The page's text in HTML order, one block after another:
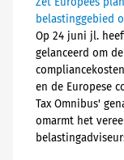
belastinggebied
Op 24 juni jl.
gelanceerd om
en de Europese
Tax Omnibus'
omarmt het